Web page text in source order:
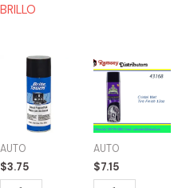
BRILLO
AUTO
$3.75
55726
PINTURA
NEGRA
UNIVERSAL
quantity
AUTO
$7.15
43168
GS
Cristal
Untouchable
14oz
quantity